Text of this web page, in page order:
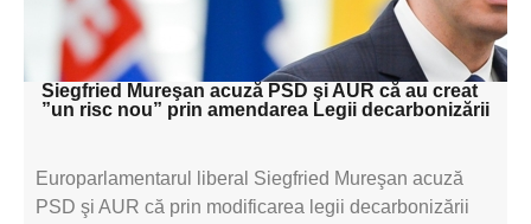
subtitluAdaugă aici
textul pentru subti
Siegfried Mureşan acuză PSD şi AUR că au creat
”un risc nou” prin amendarea Legii decarbonizării
Europarlamentarul liberal Siegfried Mureşan acuză
PSD şi AUR că prin modificarea legii decarbonizării